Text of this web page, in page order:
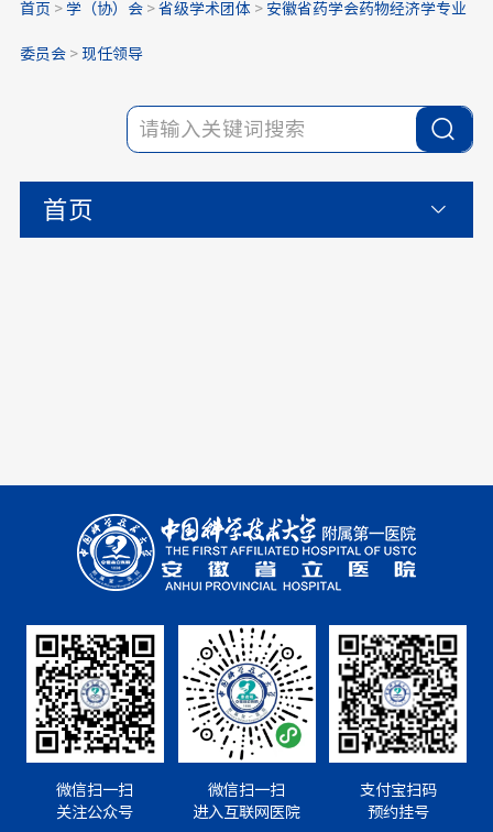
首页 > 学（协）会> 省级学术团体 > 安徽省药学会药物经济学专业
委员会> 现任领导
首页
微信扫一扫
关注公众号
微信扫一扫
进入互联网医院
支付宝扫码
预约挂号